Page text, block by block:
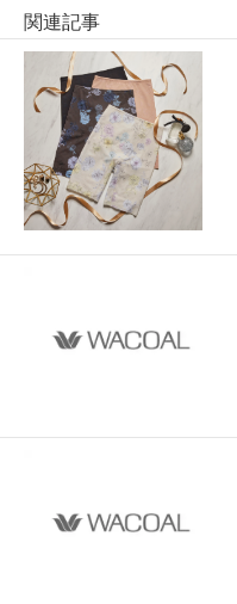
関連記事